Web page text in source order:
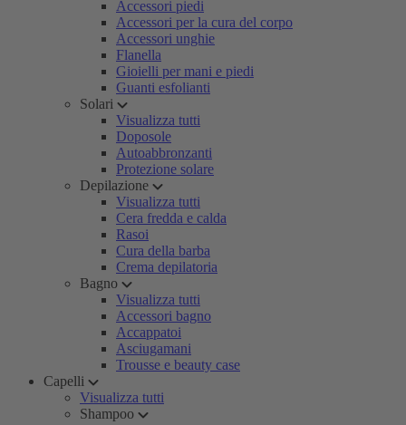
Accessori piedi
Accessori per la cura del corpo
Accessori unghie
Flanella
Gioielli per mani e piedi
Guanti esfolianti
Solari
Visualizza tutti
Doposole
Autoabbronzanti
Protezione solare
Depilazione
Visualizza tutti
Cera fredda e calda
Rasoi
Cura della barba
Crema depilatoria
Bagno
Visualizza tutti
Accessori bagno
Accappatoi
Asciugamani
Trousse e beauty case
Capelli
Visualizza tutti
Shampoo